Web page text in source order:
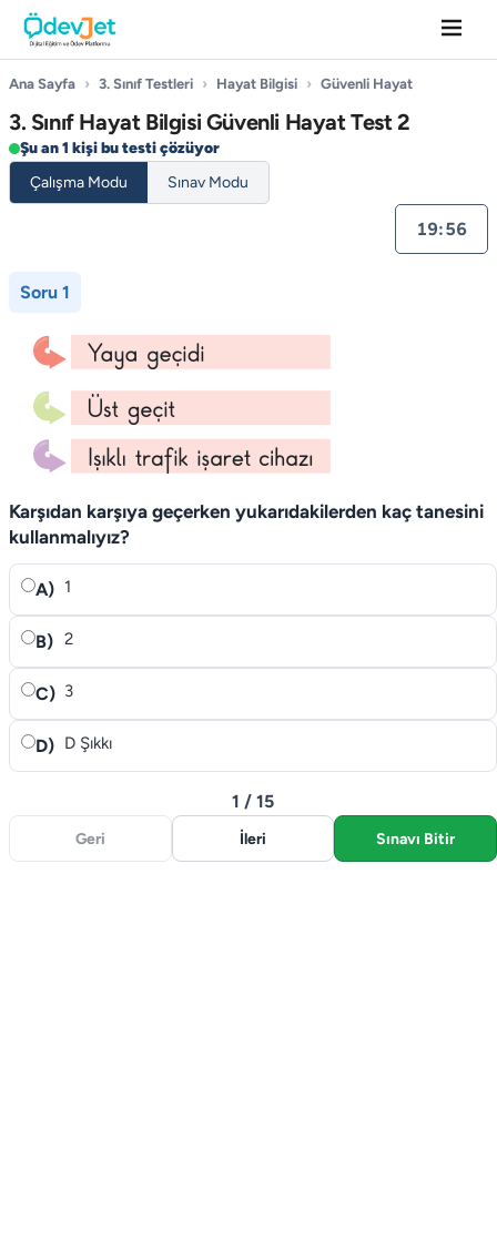
Ana Sayfa › 3. Sınıf Testleri › Hayat Bilgisi › Güvenli Hayat
3. Sınıf Hayat Bilgisi Güvenli Hayat Test 2
Şu an 1 kişi bu testi çözüyor
Çalışma Modu
Sınav Modu
19:55
Soru 1
Karşıdan karşıya geçerken yukarıda­kilerden kaç tanesini
kullanmalıyız?
A) 1
B) 2
C) 3
D) D Şıkkı
Geri
1 / 15
İleri Sınavı Bitir